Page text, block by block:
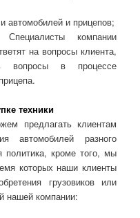
автомобилей и прицепов;
Специалисты компании
на вопросы клиента,
вопросы в процессе
техники
предлагать клиентам
автомобилей разного
политика, кроме того, мы
которых наши клиенты
грузовиков или
нашей компании: